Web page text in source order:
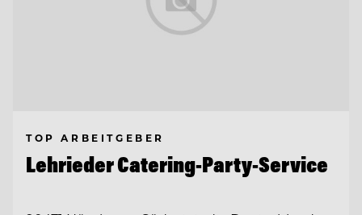
TOP ARBEITGEBER
Lehrieder Catering-Party-Service